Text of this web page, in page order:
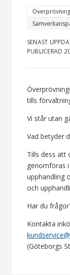
Överprövning
SENAST
PUBLICERAD
tills
Vi står utan
Vad betyder
Tills dess att
genomföras
upphandling
och
Har du
Kontakta
(Göteborgs